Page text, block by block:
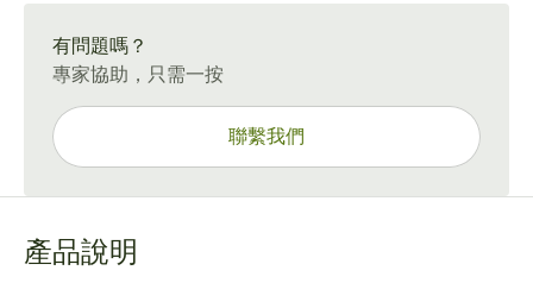
您都可以品嚐到市場上最好的雪茄之一。
套口袋、公事包或高爾夫球包中。
吸煙高希霸吉士途雪茄是一種人生儀式，無論您去往何
處，高希霸吉士途雪茄都能讓您輕鬆吸煙。因此，快去高
希霸吉士途小而豐盛的店裡儲備一份美味的古巴美食吧。
有問題嗎？
專家協助，只需一按
聯繫我們
產品說明